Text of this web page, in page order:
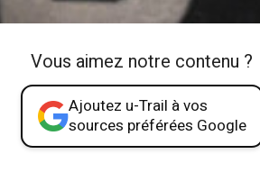
Vous aimez notre contenu ?
Ajoutez u-Trail à vos
sources préférées Google